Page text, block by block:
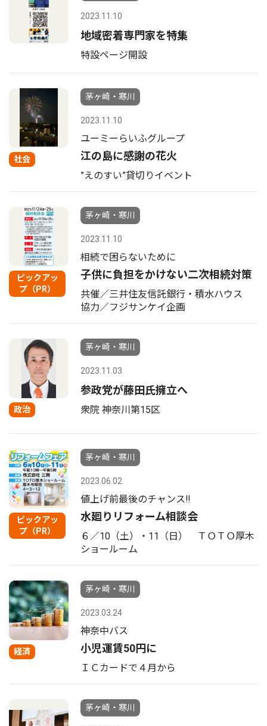
2023.11.10
地域密着専門家を特集
特設ページ開設
社会
茅ヶ崎・寒川
2023.11.10
ユーミーらいふグループ
江の島に感謝の花火
”えのすい”貸切りイベント
ピックアッ
プ（PR）
茅ヶ崎・寒川
2023.11.10
相続で困らないために
子供に負担をかけない二次相続対策
共催／三井住友信託銀行・積水ハウス
協力／フジサンケイ企画
政治
茅ヶ崎・寒川
2023.11.03
参政党が藤田氏擁立へ
衆院 神奈川第15区
ピックアッ
プ（PR）
茅ヶ崎・寒川
2023.06.02
値上げ前最後のチャンス‼
水廻りリフォーム相談会
６／10（土）・11（日） ＴＯＴＯ厚木
ショールーム
経済
茅ヶ崎・寒川
2023.03.24
神奈中バス
小児運賃50円に
ＩＣカードで４月から
茅ヶ崎・寒川